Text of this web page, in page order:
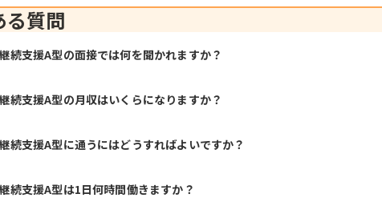
る質問
続支援A型の面接では何を聞かれますか？
続支援A型の月収はいくらになりますか？
続支援A型に通うにはどうすればよいですか？
続支援A型は1日何時間働きますか？